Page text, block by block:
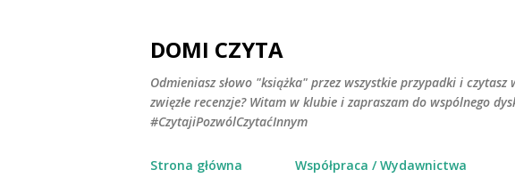
DOMI CZYTA
Odmieniasz słowo "książka" przez wszystkie przypadki i czytasz
zwięzłe recenzje? Witam w klubie i zapraszam do wspólnego
#CzytajiPozwólCzytaćInnym
Strona główna Współpraca / Wydawnictwa